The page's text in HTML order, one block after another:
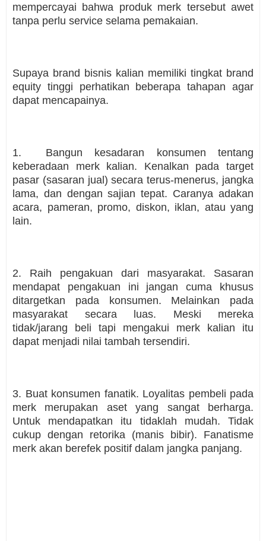
mempercayai bahwa produk merk tersebut awet
tanpa perlu service selama pemakaian.
Supaya brand bisnis kalian memiliki tingkat brand
equity tinggi perhatikan beberapa tahapan agar
dapat mencapainya.
1. Bangun kesadaran konsumen tentang
keberadaan merk kalian. Kenalkan pada target
pasar (sasaran jual) secara terus-menerus, jangka
lama, dan dengan sajian tepat. Caranya adakan
acara, pameran, promo, diskon, iklan, atau yang
lain.
2. Raih pengakuan dari masyarakat. Sasaran
mendapat pengakuan ini jangan cuma khusus
ditargetkan pada konsumen. Melainkan pada
masyarakat secara luas. Meski mereka
tidak/jarang beli tapi mengakui merk kalian itu
dapat menjadi nilai tambah tersendiri.
3. Buat konsumen fanatik. Loyalitas pembeli pada
merk merupakan aset yang sangat berharga.
Untuk mendapatkan itu tidaklah mudah. Tidak
cukup dengan retorika (manis bibir). Fanatisme
merk akan berefek positif dalam jangka panjang.